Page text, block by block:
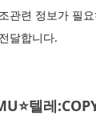
관련 정보가 필
달합니다.
텔레